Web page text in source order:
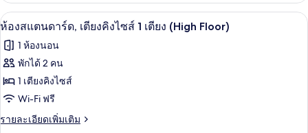
ไซส์
1
เตียง
(Backside
View)
กับ
ห้อง
เตียง
คิง
เตียง
View)
เปิด
ภาพถ่าย
ทั้งหมด
ของ
ห้อง
สแตนดาร์ด,
เครื่องนอนป้องกันสารก่อภูมิแพ้, ตู้นิรภั
5
ห้องสแตนดาร์ด, เตียงคิงไซส์ 1 เตียง (High Floor)
1 ห้องนอน
พักได้ 2 คน
1 เตียงคิงไซส์
Wi-Fi ฟรี
รายละเอียดเพิ่มเติม
ราย